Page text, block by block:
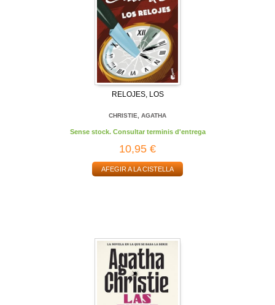
RELOJES, LOS
CHRISTIE, AGATHA
Sense stock. Consultar terminis d'entrega
10,95 €
AFEGIR A LA CISTELLA